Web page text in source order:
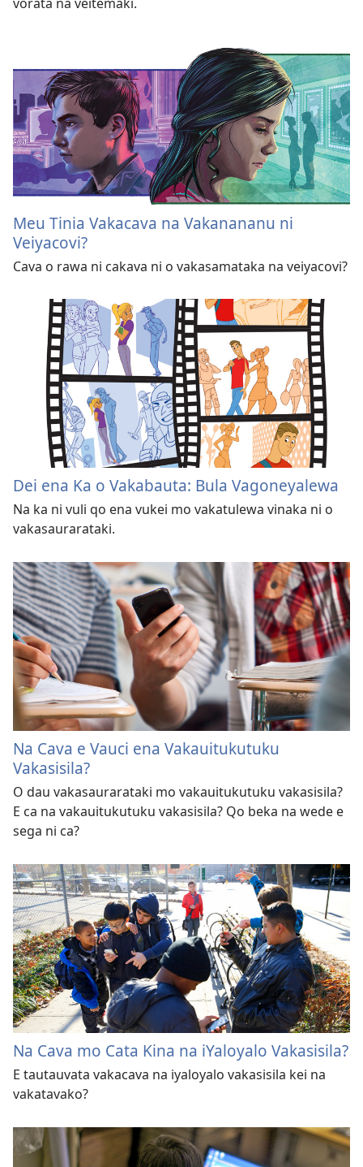
Meu Tinia Vakacava na Vakanananu ni
Veiyacovi?
Cava o rawa ni cakava ni o vakasamataka na veiyacovi?
Dei ena Ka o Vakabauta: Bula Vagoneyalewa
Na ka ni vuli qo ena vukei mo vakatulewa vinaka ni o
vakasaurarataki.
Na Cava e Vauci ena Vakauitukutuku
Vakasisila?
O dau vakasaurarataki mo vakauitukutuku vakasisila?
E ca na vakauitukutuku vakasisila? Qo beka na wede e
sega ni ca?
Na Cava mo Cata Kina na iYaloyalo Vakasisila?
E tautauvata vakacava na iyaloyalo vakasisila kei na
vakatavako?